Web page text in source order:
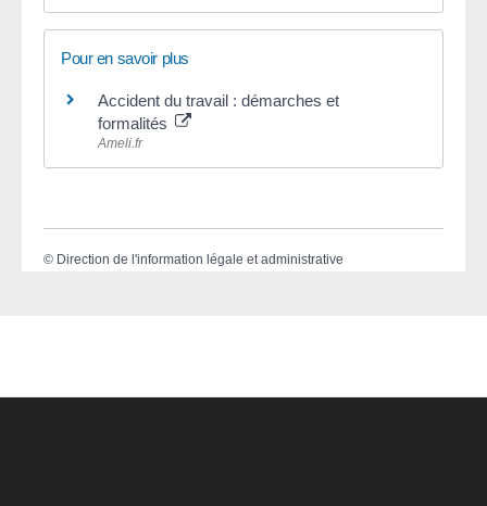
Pour en savoir plus
Accident du travail : démarches et
formalités
Ameli.fr
© Direction de l'information légale et administrative